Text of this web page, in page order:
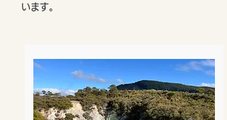
います。